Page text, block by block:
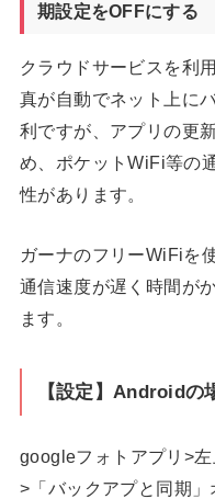
期設定をOFFにする
クラウドサービスを利
真が自動でネット上に
利ですが、アプリの更
め、ポケットWiFi等の
性があります。
ガーナのフリーWiFiを
通信速度が遅く時間が
ます。
【設定】Androidの
googleフォトアプリ>左
>「バックアプと同期」